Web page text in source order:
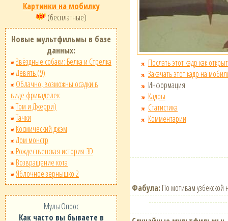
Картинки на мобилку
(бесплатные)
Новые мультфильмы в базе
данных:
Звёздные собаки: Белка и Стрелка
Девять (9)
Облачно, возможны осадки в
виде фрикаделек
Том и Джерри)
Тачки
Космический джэм
Дом монстр
Рождественская история 3D
Возвращение кота
Яблочное зернышко 2
МультОпрос
Как часто вы бываете в
Послать этот кадр как
Закачать этот кадр на
Информация
Кадры
Статистика
Комментарии
Фабула: По мотивам узбекской